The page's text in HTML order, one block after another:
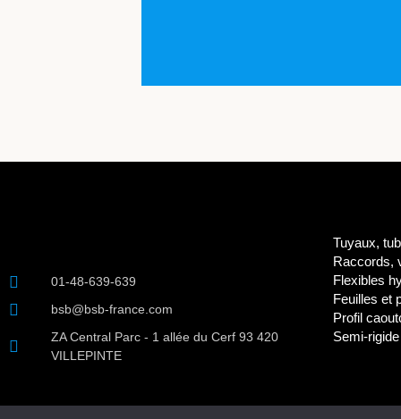
01-48-639-639
bsb@bsb-france.com
ZA Central Parc - 1 allée du Cerf 93 420
VILLEPINTE
Tuyaux,
Raccords,
Flexibles
Feuilles et
Profil
Semi-rigide